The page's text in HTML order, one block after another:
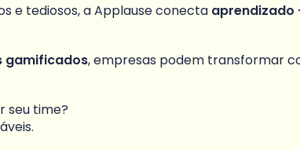
e tediosos, a Applause conecta aprendizado
gamificados, empresas podem transformar
seu time?